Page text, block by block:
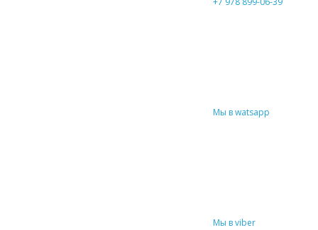
Мы в watsapp
Мы в viber